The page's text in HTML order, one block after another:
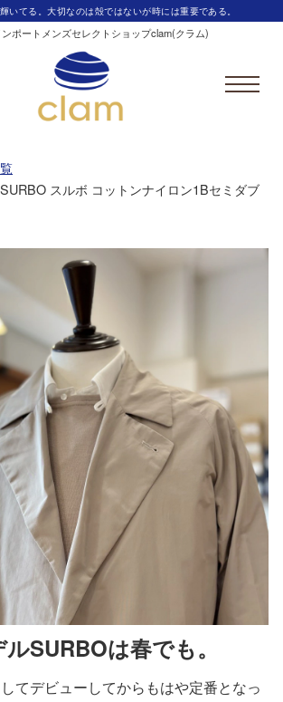
いてる。大切なのは殻ではないが時には重要である。
ポートメンズセレクトショップclam(クラム)
スルボ コットンナイロン1Bセミダブ
SURBOは春でも。
てデビューしてからもはや定番となっ